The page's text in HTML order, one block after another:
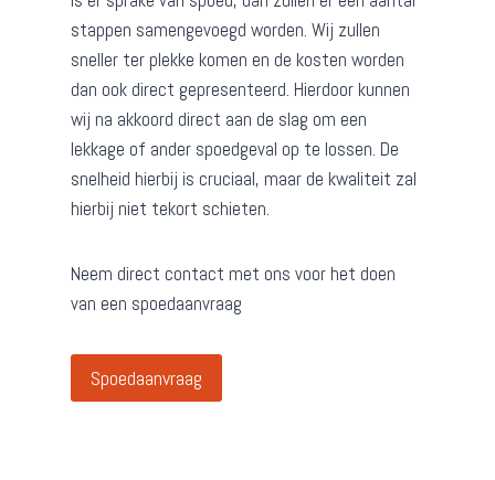
stappen samengevoegd worden. Wij zullen
sneller ter plekke komen en de kosten worden
dan ook direct gepresenteerd. Hierdoor kunnen
wij na akkoord direct aan de slag om een
lekkage of ander spoedgeval op te lossen. De
snelheid hierbij is cruciaal, maar de kwaliteit zal
hierbij niet tekort schieten.
Neem direct contact met ons voor het doen
van een spoedaanvraag
Spoedaanvraag